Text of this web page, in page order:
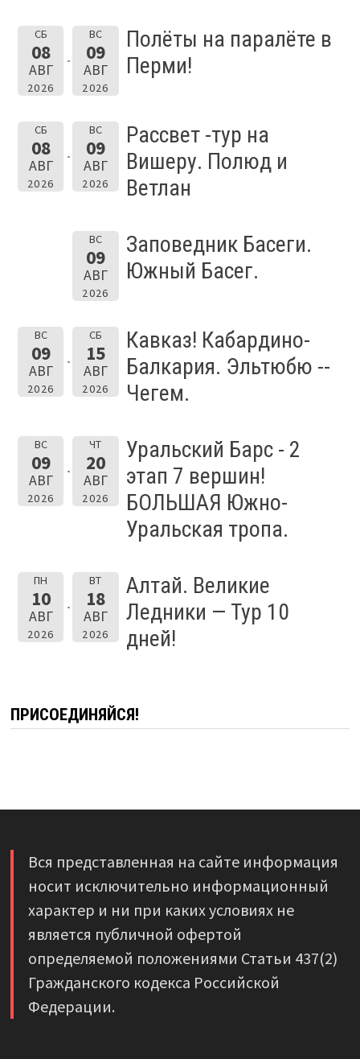
СБ
08
АВГ
2026
ВС
09
АВГ
2026
Полёты на паралёте в
Перми!
СБ
08
АВГ
2026
ВС
09
АВГ
2026
Рассвет -тур на
Вишеру. Полюд и
Ветлан
ВС
09
АВГ
2026
Заповедник Басеги.
Южный Басег.
ВС
09
АВГ
2026
СБ
15
АВГ
2026
Кавказ! Кабардино-
Балкария. Эльтюбю --
Чегем.
ВС
09
АВГ
2026
ЧТ
20
АВГ
2026
Уральский Барс - 2
этап 7 вершин!
БОЛЬШАЯ Южно-
Уральская тропа.
ПН
10
АВГ
2026
ВТ
18
АВГ
2026
Алтай. Великие
Ледники — Тур 10
дней!
ПРИСОЕДИНЯЙСЯ!
Вся представленная на сайте информация
носит исключительно информационный
характер и ни при каких условиях не
является публичной офертой
определяемой положениями Статьи 437(2)
Гражданского кодекса Российской
Федерации.